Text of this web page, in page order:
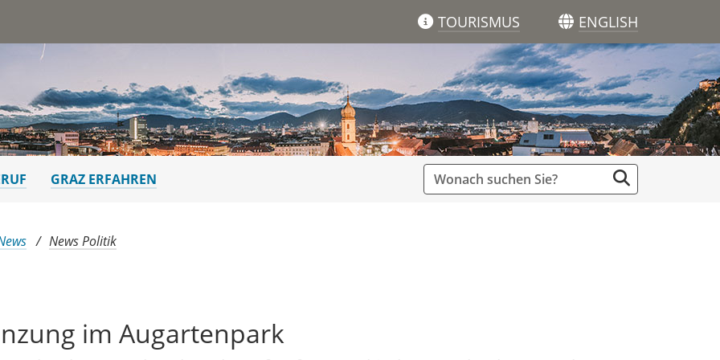
TOURISMUS ENGLISH
GRAZ ERFAHREN
News Politik
im Augartenpark